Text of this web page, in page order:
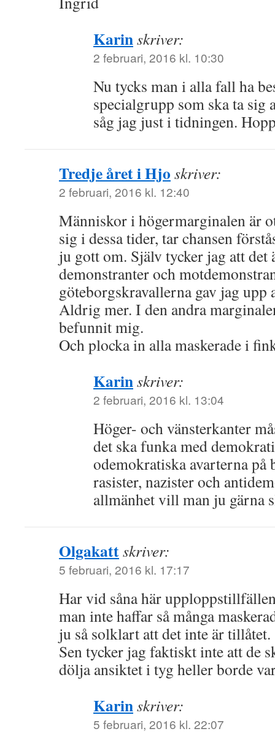
Karinskriver:
2 februari, 2016 kl. 10:30
Nu tycks man i alla fall ha
specialgrupp som ska ta sig
såg jag just i tidningen.
Tredje året i Hjo skriver:
2 februari, 2016 kl. 12:40
Människor i högermarginalen är
sig i dessa tider, tar chansen
ju gott om. Själv tycker jag att det
demonstranter och
göteborgskravallerna gav jag upp
Aldrig mer. I den andra
befunnit mig.
Och plocka in alla maskerade i
Karinskriver:
2 februari, 2016 kl. 13:04
Höger- och vänsterkanter
det ska funka med
odemokratiska avarterna på
rasister, nazister och
allmänhet vill man ju gärna
Olgakattskriver:
5 februari, 2016 kl. 17:17
Har vid såna här
man inte haffar så många
ju så solklart att det inte är tillåtet.
Sen tycker jag faktiskt inte att de
dölja ansiktet i tyg heller borde
Karinskriver:
5 februari, 2016 kl. 22:07